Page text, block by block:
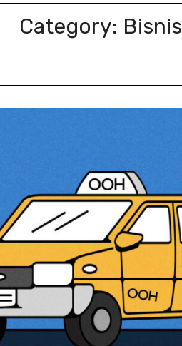
Category: Bisnis